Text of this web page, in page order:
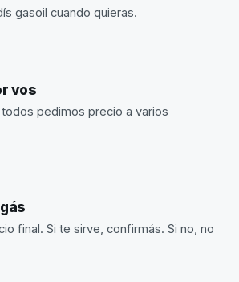
gasoil cuando quieras.
vos
pedimos precio a varios
final. Si te sirve, confirmás. Si no, no